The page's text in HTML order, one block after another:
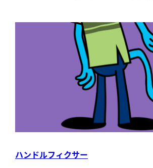
ハンドルフィクサー